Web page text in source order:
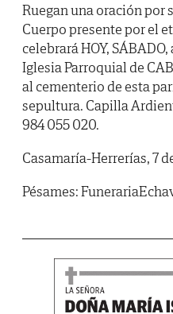
Ruegan una oración por
Cuerpo presente por el
celebrará HOY,
Iglesia Parroquial de
al cementerio de esta
sepultura. Capilla
984 055 020.
Casamaría-Herrerías, 7
Pésames: